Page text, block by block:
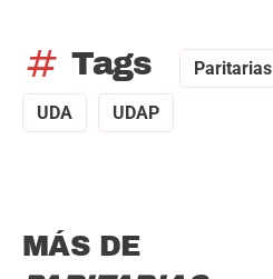
tag Tags Paritarias
UDA UDAP
MÁS DE